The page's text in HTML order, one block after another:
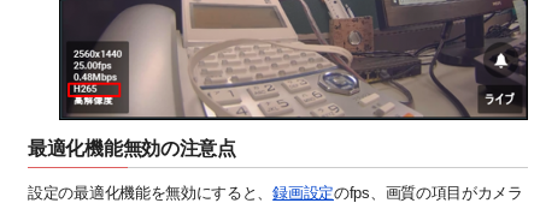
最適化機能無効の注意点
設定の最適化機能を無効にすると、録画設定のfps、画質の項目がカメラ